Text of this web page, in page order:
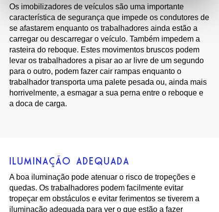
Os imobilizadores de veículos são uma importante
característica de segurança que impede os condutores de
se afastarem enquanto os trabalhadores ainda estão a
carregar ou descarregar o veículo. Também impedem a
rasteira do reboque. Estes movimentos bruscos podem
levar os trabalhadores a pisar ao ar livre de um segundo
para o outro, podem fazer cair rampas enquanto o
trabalhador transporta uma palete pesada ou, ainda mais
horrivelmente, a esmagar a sua perna entre o reboque e
a doca de carga.
ILUMINAÇÃO ADEQUADA
A boa iluminação pode atenuar o risco de tropeções e
quedas. Os trabalhadores podem facilmente evitar
tropeçar em obstáculos e evitar ferimentos se tiverem a
iluminação adequada para ver o que estão a fazer